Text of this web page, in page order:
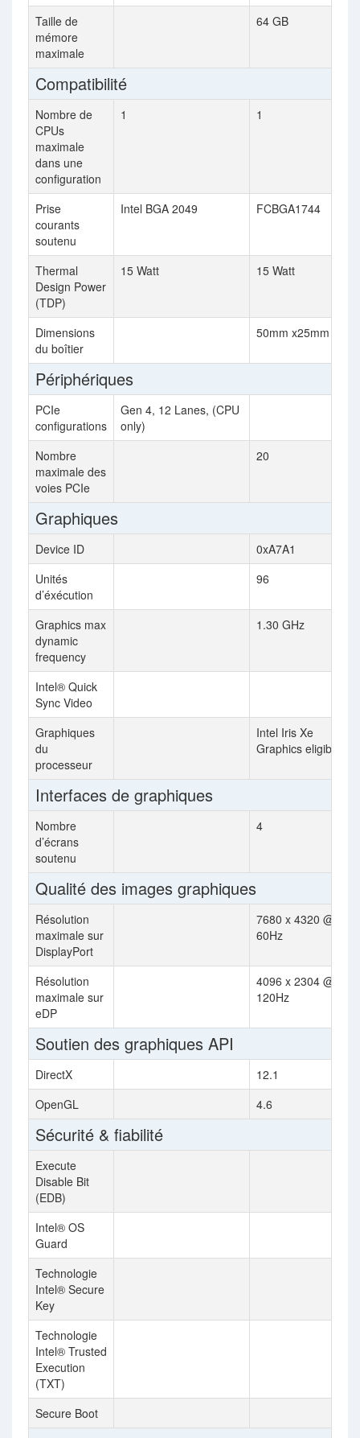
Taille de
mémore
maximale
64 GB
Compatibilité
Nombre de
CPUs
maximale
dans une
configuration
1 1
Prise
courants
soutenu
Intel BGA 2049 FCBGA1744
Thermal
Design Power
(TDP)
15 Watt 15 Watt
Dimensions
du boîtier
50mm x25mm
Périphériques
PCIe
configurations
Gen 4, 12 Lanes, (CPU
only)
Nombre
maximale des
voies PCIe
20
Graphiques
Device ID
0xA7A1
Unités
d’éxécution
96
Graphics max
dynamic
frequency
1.30 GHz
Intel® Quick
Sync Video
Graphiques
du
processeur
Intel Iris Xe
Graphics eligible
Interfaces de graphiques
Nombre
d’écrans
soutenu
4
Qualité des images graphiques
Résolution
maximale sur
DisplayPort
7680 x 4320 @
60Hz
Résolution
maximale sur
eDP
4096 x 2304 @
120Hz
Soutien des graphiques API
DirectX
12.1
OpenGL
4.6
Sécurité & fiabilité
Execute
Disable Bit
(EDB)
Intel® OS
Guard
Technologie
Intel® Secure
Key
Technologie
Intel® Trusted
Execution
(TXT)
Secure Boot